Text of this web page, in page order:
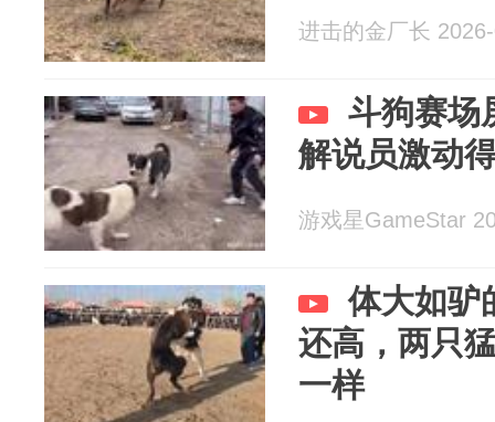
进击的金厂长
斗狗赛场
解说员激动
游戏星GameStar
体大如驴
还高，两只
一样